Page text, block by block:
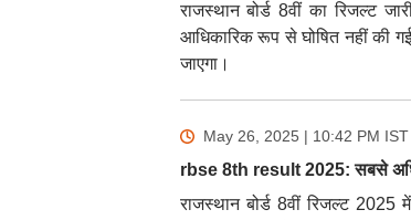
राजस्थान बोर्ड 8वीं का रिजल्ट
आधिकारिक रूप से घोषित नहीं की गई
जाएगा।
May 26, 2025 | 10:42 PM IST
rbse 8th result 2025: सबसे
राजस्थान बोर्ड 8वीं रिजल्ट